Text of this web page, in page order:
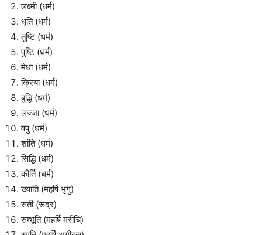
लक्ष्मी (धर्म)
धृति (धर्म)
तुष्टि (धर्म)
पुष्टि (धर्म)
मेधा (धर्म)
क्रिया (धर्म)
बुद्धि (धर्म)
लज्जा (धर्म)
वपु (धर्म)
शांति (धर्म)
सिद्धि (धर्म)
कीर्ति (धर्म)
ख्याति (महर्षि भृगु)
सती (रूद्र)
सम्भूति (महर्षि मरीचि)